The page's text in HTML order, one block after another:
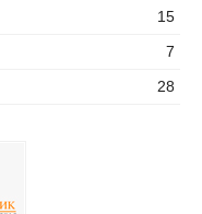
15
7
28